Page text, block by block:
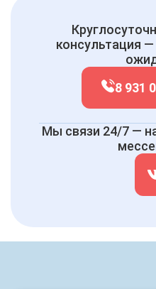
консультация
8 931
Мы связи 24/7 —